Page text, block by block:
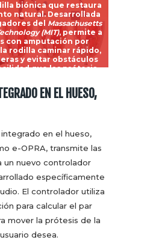
biónica que restaura
natural. Desarrollada
del Massachusetts
(MIT), permite a
con amputación por
rodilla caminar rápido,
y evitar obstáculos
que las prótesis
of the researchers;
MIT News.EN EL HUESO,
en el hueso,
e-OPRA, transmite las
un nuevo controlador
específicamente
El controlador utiliza
para calcular el par
mover la prótesis de la
desea.